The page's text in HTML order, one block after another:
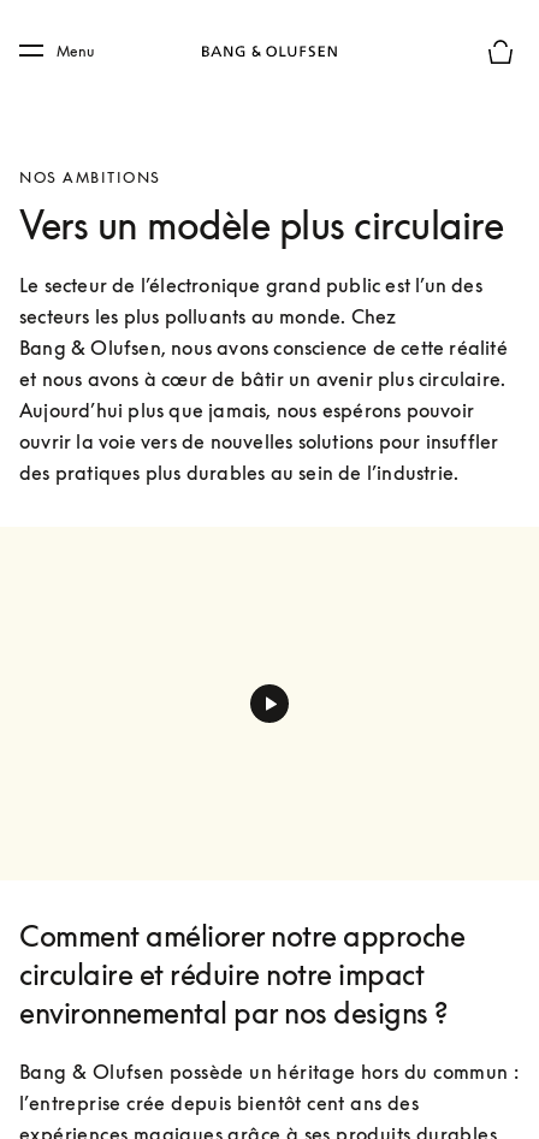
Skip to main footer
Menu
NOS AMBITIONS
Vers un modèle plus circulaire
Le secteur de l’électronique grand public est l’un des
secteurs les plus polluants au monde. Chez
Bang & Olufsen, nous avons conscience de cette réalité
et nous avons à cœur de bâtir un avenir plus circulaire.
Aujourd’hui plus que jamais, nous espérons pouvoir
ouvrir la voie vers de nouvelles solutions pour insuffler
des pratiques plus durables au sein de l’industrie.
Comment améliorer notre approche
circulaire et réduire notre impact
environnemental par nos designs ?
Bang & Olufsen possède un héritage hors du commun :
l’entreprise crée depuis bientôt cent ans des
expériences magiques grâce à ses produits durables